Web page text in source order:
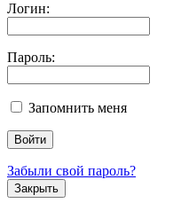
Логин:
Пароль:
Запомнить меня
Забыли свой пароль?
Закрыть